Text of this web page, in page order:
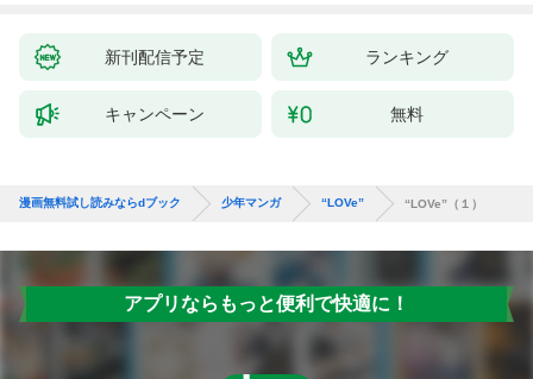
新刊配信予定 ランキング
キャンペーン 無料
漫画無料試し読みならdブック 少年マンガ “LOVe” “LOVe”（１）
アプリならもっと便利で快適に！